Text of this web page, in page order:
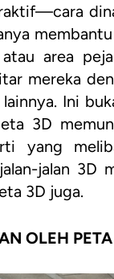
area
mereka
Ini
3D
yang
jalan 3D
3D juga.
OLEH